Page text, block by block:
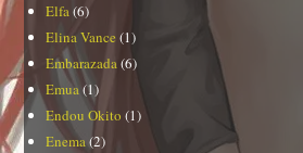
Elfa(6)
Elina Vance (1)
Embarazada(6)
Emua(1)
Endou Okito (1)
Enema(2)